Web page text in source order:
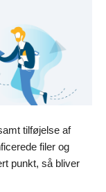
tilføjelse af
filer og
punkt, så bliver